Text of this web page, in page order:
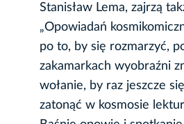
Stanisław Lema, zajrzą
„Opowiadań
po to, by się rozmarzyć,
zakamarkach wyobraźni
wołanie, by raz jeszcze
zatonąć w kosmosie